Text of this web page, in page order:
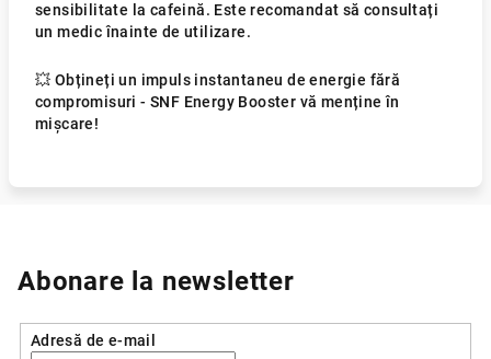
sensibilitate la cafeină. Este recomandat să consultați
un medic înainte de utilizare.
💥 Obțineți un impuls instantaneu de energie fără
compromisuri - SNF Energy Booster vă menține în
mișcare!
Abonare la newsletter
Adresă de e-mail